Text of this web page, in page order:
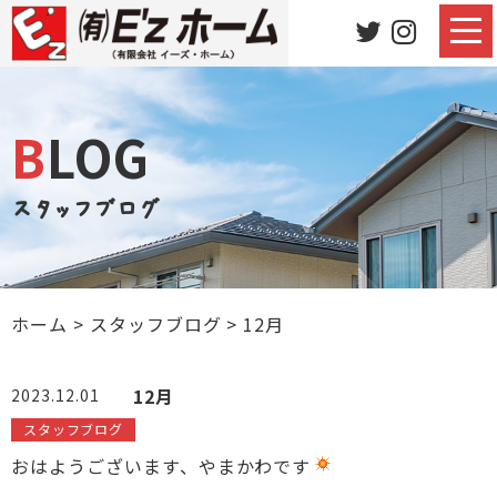
BLOG
スタッフブログ
ホーム > スタッフブログ > 12月
2023.12.01 12月
スタッフブログ
おはようございます、やまかわです